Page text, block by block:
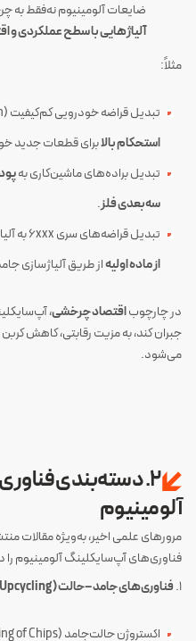
ضایعات آلومینیوم نه‌فقط به
آلیاژهایی با سطح عملکردی و
مثلاً:
تبدیل قراضه خودرویی کم‌کیفیت (Twitch) به
استحکام بالابرای قطعات جدید
تبدیل براده‌های ماشین‌کاری به
سه‌بعدی فلز.
تبدیل قراضه‌های سری ۶xxx به آلیاژهای خاص
از ماده اولیهاز طریق آلیاژسازی
در چارچوباقتصاد چرخشی،
جبران کند، به مزیت رقابتی، کاهش
می‌شود.
۲. دسته‌بندی
آلومینیوم
فناوری‌های آپ‌سایکلینگ آلومینیوم
۱. فناوری‌های جامد–حالت (Solid-State Upcycling):
اکستروژن حالت‌جامد (FSE، ShAPE، FSC، Direct Rolling of Chips)